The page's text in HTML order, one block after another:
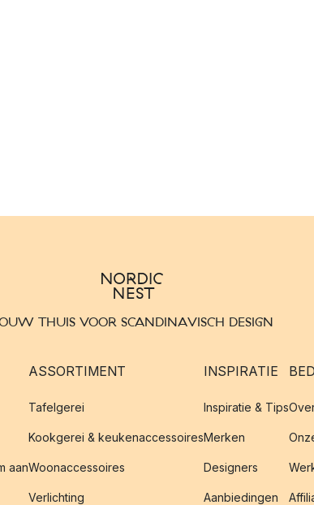
THUIS VOOR SCANDINAVISCH DESIGN
aan
ASSORTIMENT
Tafelgerei
Kookgerei & keukenaccessoires
Woonaccessoires
Verlichting
INSPIRATIE
Inspiratie & Tips
Merken
Designers
Aanbiedingen